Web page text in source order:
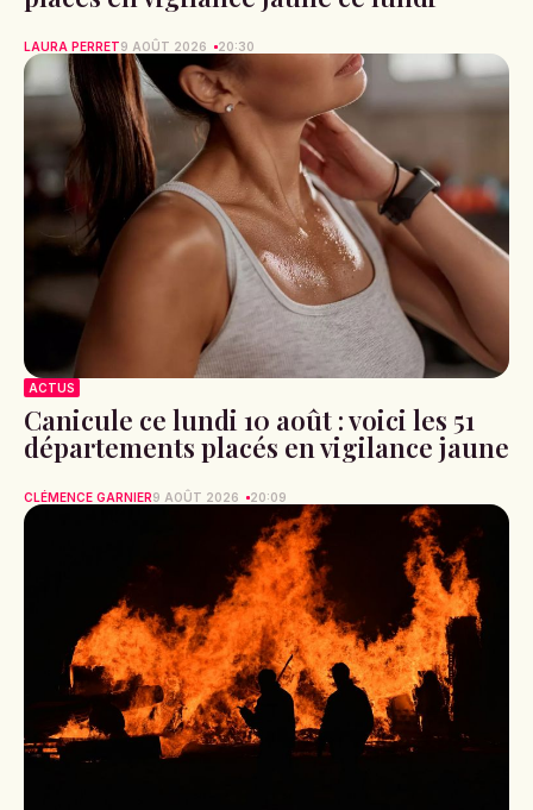
LAURA PERRET9 AOÛT 2026 20:30
ACTUS
Canicule ce lundi 10 août : voici les 51
départements placés en vigilance jaune
CLÉMENCE GARNIER9 AOÛT 2026 20:09